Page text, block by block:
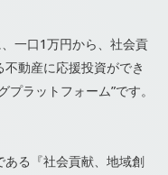
一口1万円から、社会貢
動産に応援投資ができ
ラットフォーム”です。
る『社会貢献、地域創